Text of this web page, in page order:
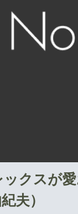
ックスが
夫）